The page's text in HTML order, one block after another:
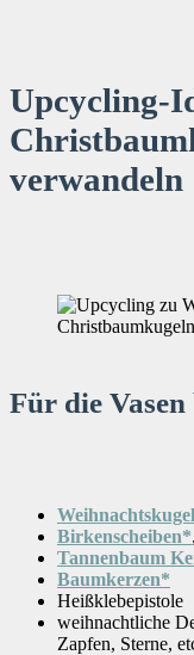
Upcycling-
verwandeln
Für die
Birkenscheiben*
Tannenbaum
Baumkerzen*
Heißklebepistole
weihnachtliche
Zapfen, Sterne,